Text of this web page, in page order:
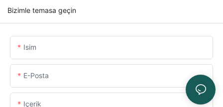
Bizimle temasa geçin
Isim
E-Posta
Içerik